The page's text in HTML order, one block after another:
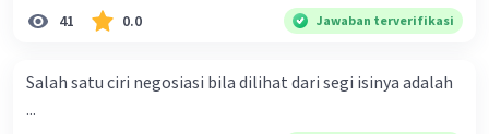
junjungan Nabi besar Muhammad saw, karena beliau
menyiarkan agama yang haq, yakni agama islam, agama
ke dalam umat-Nya yang diberkahi. Amin ya rabbal alamin.
Hadirin sekalian yang berbahagia! Dirasa amat penting
41 0.0 Jawaban terverifikasi
Salah satu ciri negosiasi bila dilihat dari segi isinya adalah
...